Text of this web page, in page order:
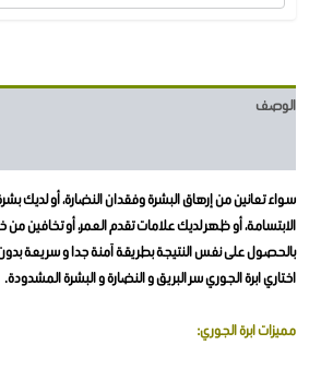
الوصف
سواء تعانين من إرهاق البشرة وفقدان النضارة، أو لديك
الابتسامة، أو ظهر لديك علامات تقدم العمر، أو تخافين من
بالحصول على نفس النتيجة بطريقة آمنة جدا و سريعة بدون
اختاري ابرة الجوري سر البريق و النضارة و البشرة المشدودة.
مميزات ابرة الجوري: